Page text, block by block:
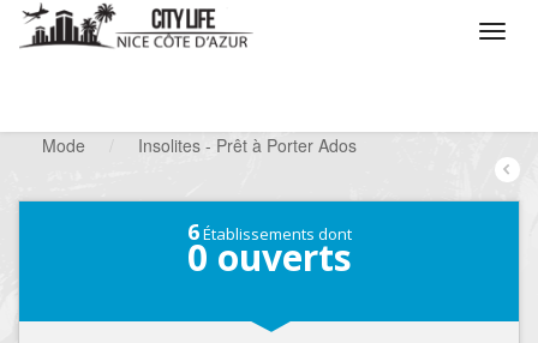
Mode
Insolites - Prêt à Porter Ados
6Établissements dont
0 ouverts